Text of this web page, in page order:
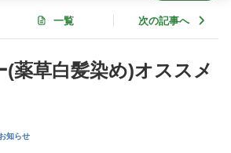
一覧 次の記事へ
薬草白髪染め)オススメ
知らせ